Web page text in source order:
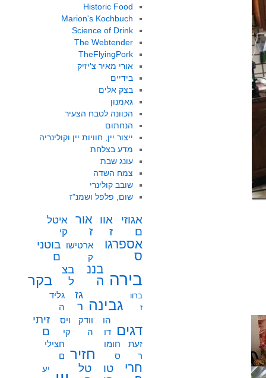
Historic Food
Marion's Kochbuch
Science of Drink
The Webtender
TheFlyingPork
אורי מאיר צ'יזיק
בידיים
בצק אלים
גאמנון
הכוונה לטבח הצעיר
הנחתום
ייצור יין, חוויות יין וקולינריה
מדע בצלחת
עונג שבת
צמח השדה
שובב קולינרי
שום, פלפל ושמנ"ז
אגוזי
ם
אוו
ז
אור
ז
איטל
קי
אספרגו
ס
ארטישו
ק
בוטני
ם
בירה
בננ
ה
בצ
ל
בקר
ברוו
ז
גבינה
גז
ר
גליד
ה
דגים
הו
דו
וודק
ה
ויס
קי
זיתי
ם
זעת
ר
חומו
ס
חזיר
חצילי
ם
חרי
טו
טל
יע